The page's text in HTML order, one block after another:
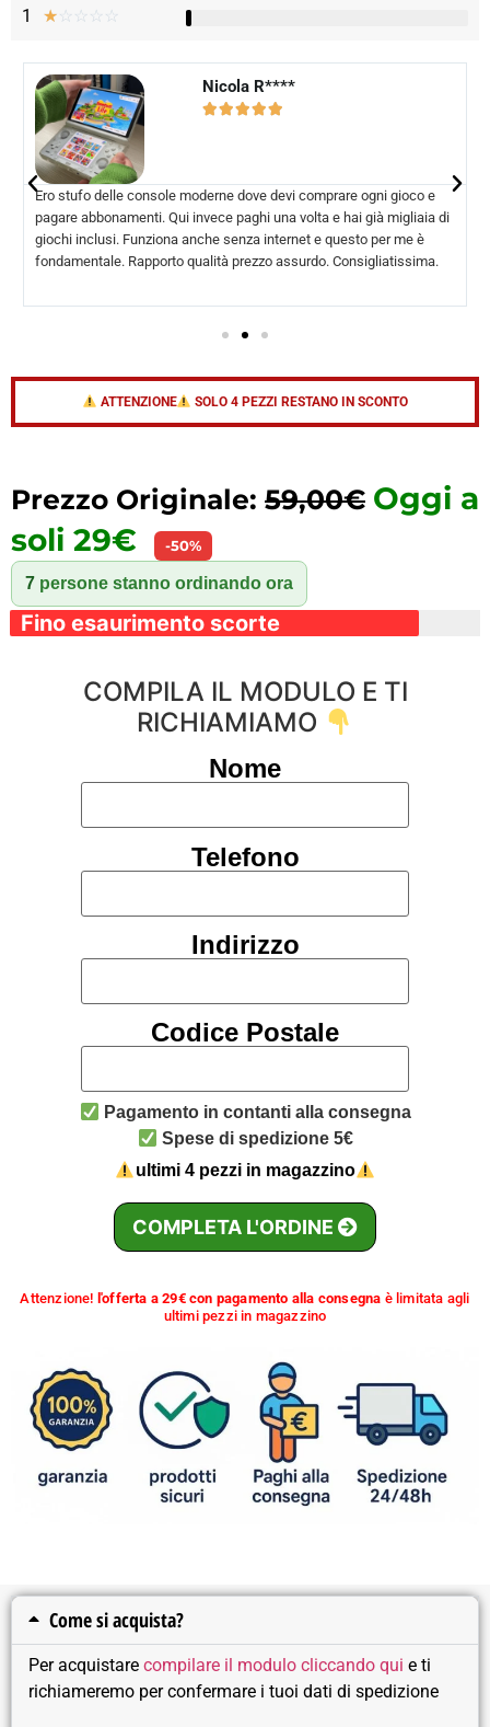
1 ☆☆ ☆ ☆ ☆
Nicola R****​

Ero stufo delle console moderne dove devi comprare ogni gioco e
pagare abbonamenti. Qui invece paghi una volta e hai già migliaia di
giochi inclusi. Funziona anche senza internet e questo per me è
fondamentale. Rapporto qualità prezzo assurdo. Consigliatissima.
ATTENZIONE SOLO 4 PEZZI RESTANO IN SCONTO
Prezzo Originale: 59,00€ Oggi a
soli 29€
-50%
7 persone stanno ordinando ora
Fino esaurimento scorte
COMPILA IL MODULO E TI
RICHIAMIAMO
Nome
Telefono
Indirizzo
Codice Postale
Pagamento in contanti alla consegna
Spese di spedizione 5€
ultimi 4 pezzi in magazzino
COMPLETA L'ORDINE
Attenzione! l'offerta a 29€ con pagamento alla consegna è limitata agli
ultimi pezzi in magazzino
Come si acquista?
Per acquistare compilare il modulo cliccando qui e ti
richiameremo per confermare i tuoi dati di spedizione